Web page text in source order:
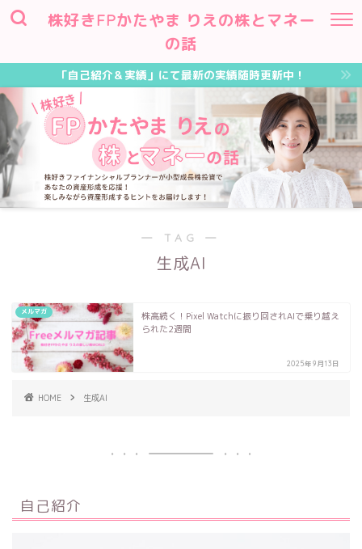
株好きFPかたやま りえの株とマネー
の話
「自己紹介＆実績」にて最新の実績随時更新中！
― TAG ―
生成AI
メルマガ
株高続く！Pixel Watchに振り回されAIで乗り越え
られた2週間
2025年9月13日
HOME 生成AI
自己紹介